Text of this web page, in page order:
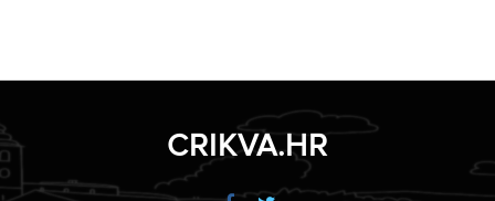
CRIKVA.HR